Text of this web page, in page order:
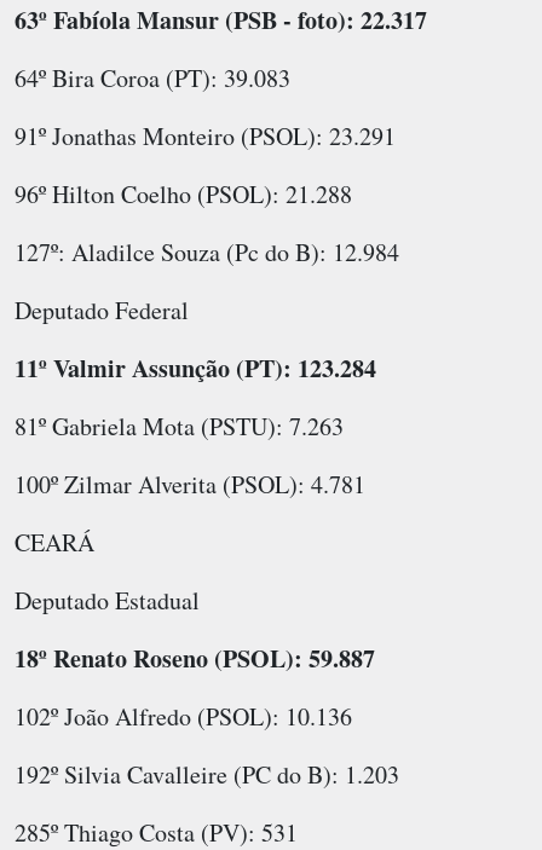
63º Fabíola Mansur (PSB - foto): 22.317
64º Bira Coroa (PT): 39.083
91º Jonathas Monteiro (PSOL): 23.291
96º Hilton Coelho (PSOL): 21.288
127º: Aladilce Souza (Pc do B): 12.984
Deputado Federal
11º Valmir Assunção (PT): 123.284
81º Gabriela Mota (PSTU): 7.263
100º Zilmar Alverita (PSOL): 4.781
CEARÁ
Deputado Estadual
18º Renato Roseno (PSOL): 59.887
102º João Alfredo (PSOL): 10.136
192º Silvia Cavalleire (PC do B): 1.203
285º Thiago Costa (PV): 531